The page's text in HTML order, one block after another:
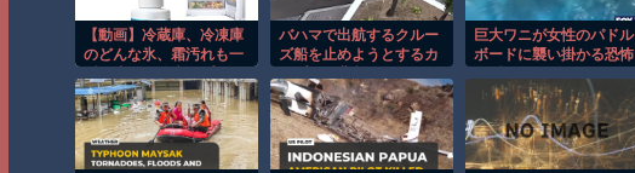
【動画】冷蔵庫、冷凍庫
のどんな氷、霜汚れも一
発売！
バハマで出航するクルー
ズ船を止めようとするカ
巨大ワニが女性のパドル
ボードに襲い掛かる恐怖